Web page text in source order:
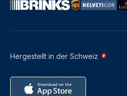
Hergestellt in der Schweiz